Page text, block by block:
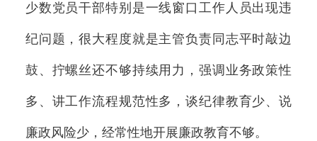
少数党员干部特别是一线窗口工作人员出现违
纪问题，很大程度就是主管负责同志平时敲边
鼓、拧螺丝还不够持续用力，强调业务政策性
多、讲工作流程规范性多，谈纪律教育少、说
廉政风险少，经常性地开展廉政教育不够。